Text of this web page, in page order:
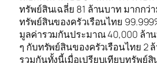
ทรัพย์สินเฉลี่ย 81 ล้านบาท มากกว่
ทรัพย์สินของครัวเรือนไทย
มูลค่ารวมกันประมาณ 40,000 ล้า
ๆ กับทรัพย์สินของครัวเรือนไทย 2
รวมกันทั้งนี้เมื่อเปรียบเทียบทรัพย์